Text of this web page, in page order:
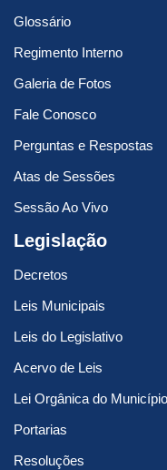
Glossário
Regimento Interno
Galeria de Fotos
Fale Conosco
Perguntas e Respostas
Atas de Sessões
Sessão Ao Vivo
Legislação
Decretos
Leis Municipais
Leis do Legislativo
Acervo de Leis
Lei Orgânica do Município
Portarias
Resoluções